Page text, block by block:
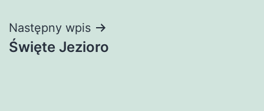
Następny wpis
Święte Jezioro